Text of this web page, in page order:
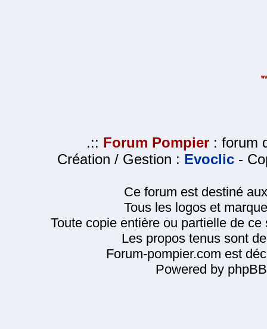
.:: Forum Pompier : forum
Création / Gestion : Evoclic -
Ce forum est destiné
Tous les logos et
Toute copie entière ou partielle de
Les propos tenus sont
Forum-pompier.com est
Powered by